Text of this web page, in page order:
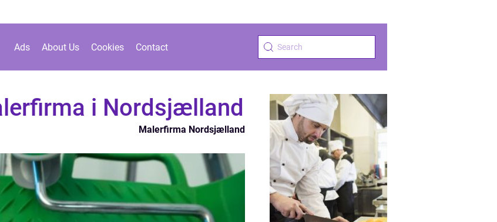
Ads About Us Cookies Contact
i Nordsjælland
Malerfirma Nordsjælland